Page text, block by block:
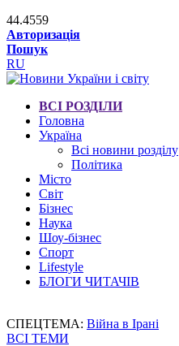
44.4559
Авторизація
Пошук
RU
ВСІ РОЗДІЛИ
Головна
Україна
Всі новини розділу
Політика
Місто
Світ
Бізнес
Наука
Шоу-бізнес
Спорт
Lifestyle
БЛОГИ ЧИТАЧІВ
СПЕЦТЕМА: Війна в Ірані
ВСІ ТЕМИ